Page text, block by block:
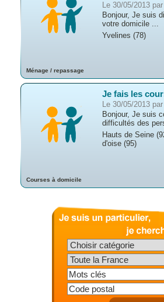
Ménage / repassage
Le 30/05/2013
Bonjour, Je suis
votre domicile ...
Yvelines (78)
Courses à domicile
Je fais les
Le 30/05/2013
Bonjour, Je suis
difficultés des
Hauts de Seine
d'oise (95)